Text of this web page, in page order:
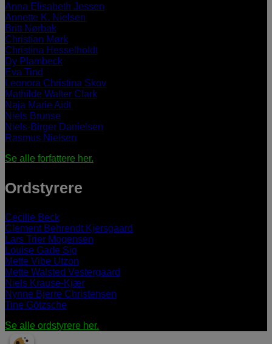
Anna Elisabeth Jessen
Annette K. Nielsen
Britt Nørbak
Christian Mørk
Christina Hesselholdt
Dy Plambeck
Eva Tind
Leonora Christina Skov
Mathilde Walter Clark
Naja Marie Aidt
Niels Brunse
Niels-Birger Danielsen
Rasmus Nielsen
Se alle forfattere her.
Ordstyrere
Cecilie Beck
Clement Behrendt Kjersgaard
Lars Trier Mogensen
Louise Gade Sig
Mette Vibe Utzon
Mette Walsted Vestergaard
Niels Krause-Kjær
Nynne Bjerre Christensen
Tine Götzsche
Se alle ordstyrere her.